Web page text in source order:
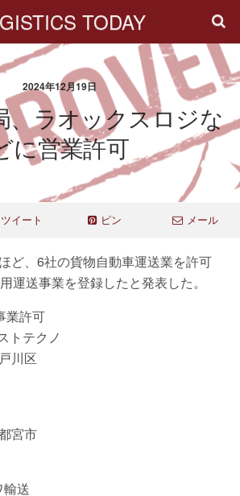
TODAY
2024年12月19日
、ラオックスロジな
に営業許可
ツイート ピン メール
ど、6社の貨物自動車運送業を許可
運送事業を登録したと発表した。
業許可
トテクノ
川区
宮市
送